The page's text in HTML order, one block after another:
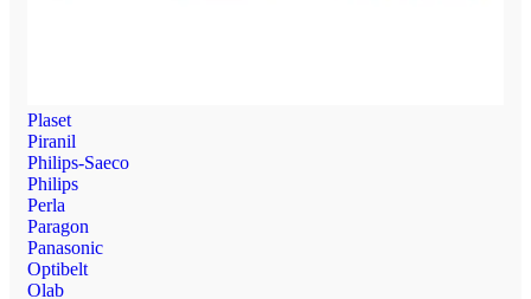
Plaset
Piranil
Philips-Saeco
Philips
Perla
Paragon
Panasonic
Optibelt
Olab